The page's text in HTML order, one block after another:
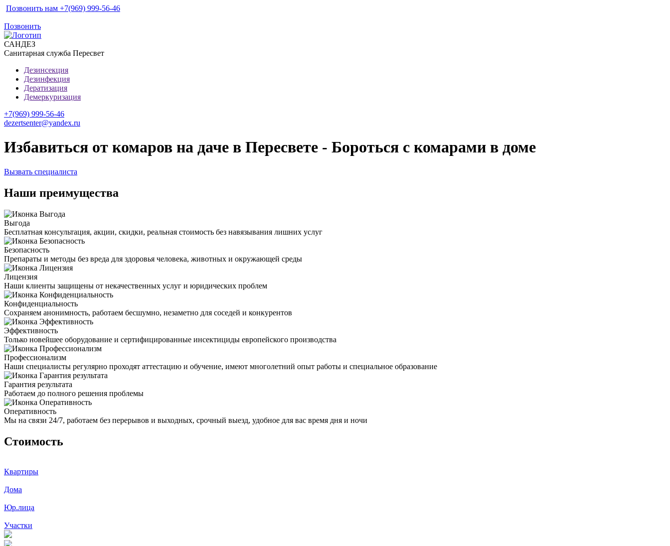
Позвонить нам +7(969) 999-56-46
Позвонить
САНДЕЗ
Санитарная служба Пересвет
Дезинсекция
Дезинфекция
Дератизация
Демеркуризация
+7(969) 999-56-46
dezertsenter@yandex.ru
Избавиться от комаров на даче в Пересвете - Бороться с комарами в доме
Вызвать специалиста
Наши преимущества
Выгода
Бесплатная консультация, акции, скидки, реальная стоимость без навязывания лишних услуг
Безопасность
Препараты и методы без вреда для здоровья человека, животных и окружающей среды
Лицензия
Наши клиенты защищены от некачественных услуг и юридических проблем
Конфиденциальность
Сохраняем анонимность, работаем бесшумно, незаметно для соседей и конкурентов
Эффективность
Только новейшее оборудование и сертифицированные инсектициды европейского производства
Профессионализм
Наши специалисты регулярно проходят аттестацию и обучение, имеют многолетний опыт работы и специальное образование
Гарантия результата
Работаем до полного решения проблемы
Оперативность
Мы на связи 24/7, работаем без перерывов и выходных, срочный выезд, удобное для вас время дня и ночи
Стоимость
Квартиры
Дома
Юр.лица
Участки